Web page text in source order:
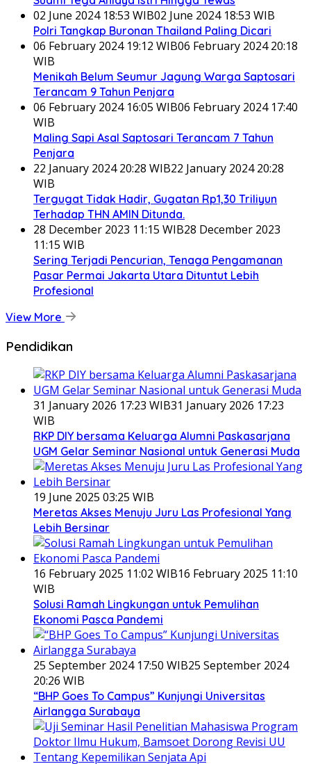
02 June 2024 18:53 WIB02 June 2024 18:53 WIB
Polri Tangkap Buronan Thailand Paling Dicari
06 February 2024 19:12 WIB06 February 2024 20:18
WIB
Menikah Belum Seumur Jagung Warga Saptosari
Terancam 9 Tahun Penjara
06 February 2024 16:05 WIB06 February 2024 17:40
WIB
Maling Sapi Asal Saptosari Terancam 7 Tahun
Penjara
22 January 2024 20:28 WIB22 January 2024 20:28
WIB
Tergugat Tidak Hadir, Gugatan Rp1,30 Triliyun
Terhadap THN AMIN Ditunda.
28 December 2023 11:15 WIB28 December 2023
11:15 WIB
Sering Terjadi Pencurian, Tenaga Pengamanan
Pasar Permai Jakarta Utara Dituntut Lebih
Profesional
View More
Pendidikan
31 January 2026 17:23 WIB31 January 2026 17:23
WIB
RKP DIY bersama Keluarga Alumni Paskasarjana
UGM Gelar Seminar Nasional untuk Generasi Muda
19 June 2025 03:25 WIB
Meretas Akses Menuju Juru Las Profesional Yang
Lebih Bersinar
16 February 2025 11:02 WIB16 February 2025 11:10
WIB
Solusi Ramah Lingkungan untuk Pemulihan
Ekonomi Pasca Pandemi
25 September 2024 17:50 WIB25 September 2024
20:26 WIB
“BHP Goes To Campus” Kunjungi Universitas
Airlangga Surabaya